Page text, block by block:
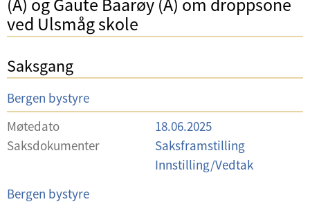
m
ved Ulsmåg skole
Saksgang
Møtedato 18.06.2025
U
t
v
a
g
Bergen bystyre
Saksdokumenter
Saksframstilling
Innstilling/Vedtak
U
Bergen bystyre